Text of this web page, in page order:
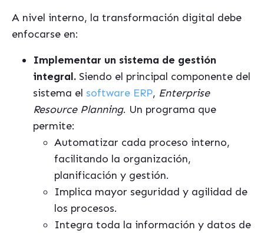
A nivel interno, la transformación digital debe
enfocarse en:
Implementar un sistema de gestión
integral. Siendo el principal componente del
sistema el software ERP, Enterprise
Resource Planning. Un programa que
permite:
Automatizar cada proceso interno,
facilitando la organización,
planificación y gestión.
Implica mayor seguridad y agilidad de
los procesos.
Integra toda la información y datos de